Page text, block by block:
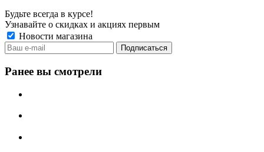
Будьте всегда в курсе!
Узнавайте о скидках и акциях первым
Новости магазина
Ранее вы смотрели